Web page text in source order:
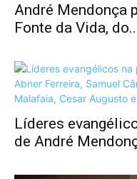
André Mendonça
Fonte da Vida,
Líderes
de André